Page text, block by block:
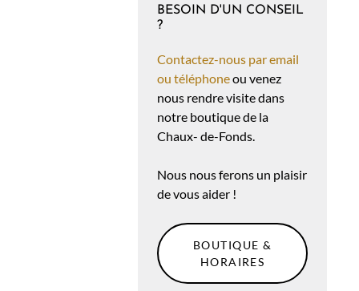
BESOIN D'UN CONSEIL
?
Contactez-nous par email
ou téléphoneou venez
nous rendre visite dans
notre boutique de la
Chaux- de-Fonds.
Nous nous ferons un plaisir
de vous aider !
BOUTIQUE &
HORAIRES